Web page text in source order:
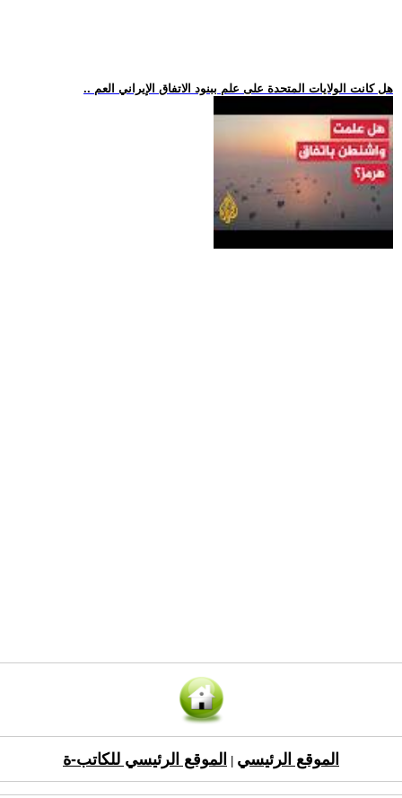
.. هل كانت الولايات المتحدة على علم ببنود الاتفاق الإيراني العم
الموقع الرئيسي الموقع الرئيسي للكاتب-ة